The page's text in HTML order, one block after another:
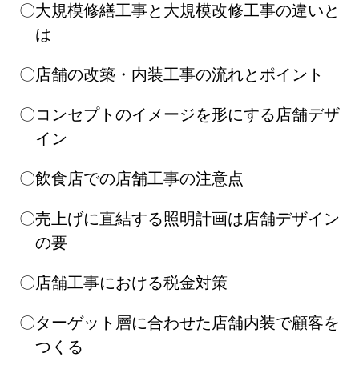
大規模修繕工事と大規模改修工事の違いと
は
店舗の改築・内装工事の流れとポイント
コンセプトのイメージを形にする店舗デザ
イン
飲食店での店舗工事の注意点
売上げに直結する照明計画は店舗デザイン
の要
店舗工事における税金対策
ターゲット層に合わせた店舗内装で顧客を
つくる